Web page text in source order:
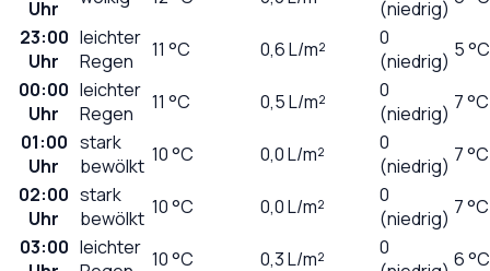
Uhr
(niedrig)
23:00
Uhr
leichter
Regen
11 °C 0,6L/m²
0
(niedrig) 5 °C
00:00
Uhr
leichter
Regen
11 °C 0,5L/m²
0
(niedrig) 7 °C
01:00
Uhr
stark
bewölkt 10°C 0,0L/m²
0
(niedrig) 7 °C
02:00
Uhr
stark
bewölkt 10°C 0,0L/m²
0
(niedrig) 7 °C
03:00 leichter 10°C 0,3L/m²
0
6 °C